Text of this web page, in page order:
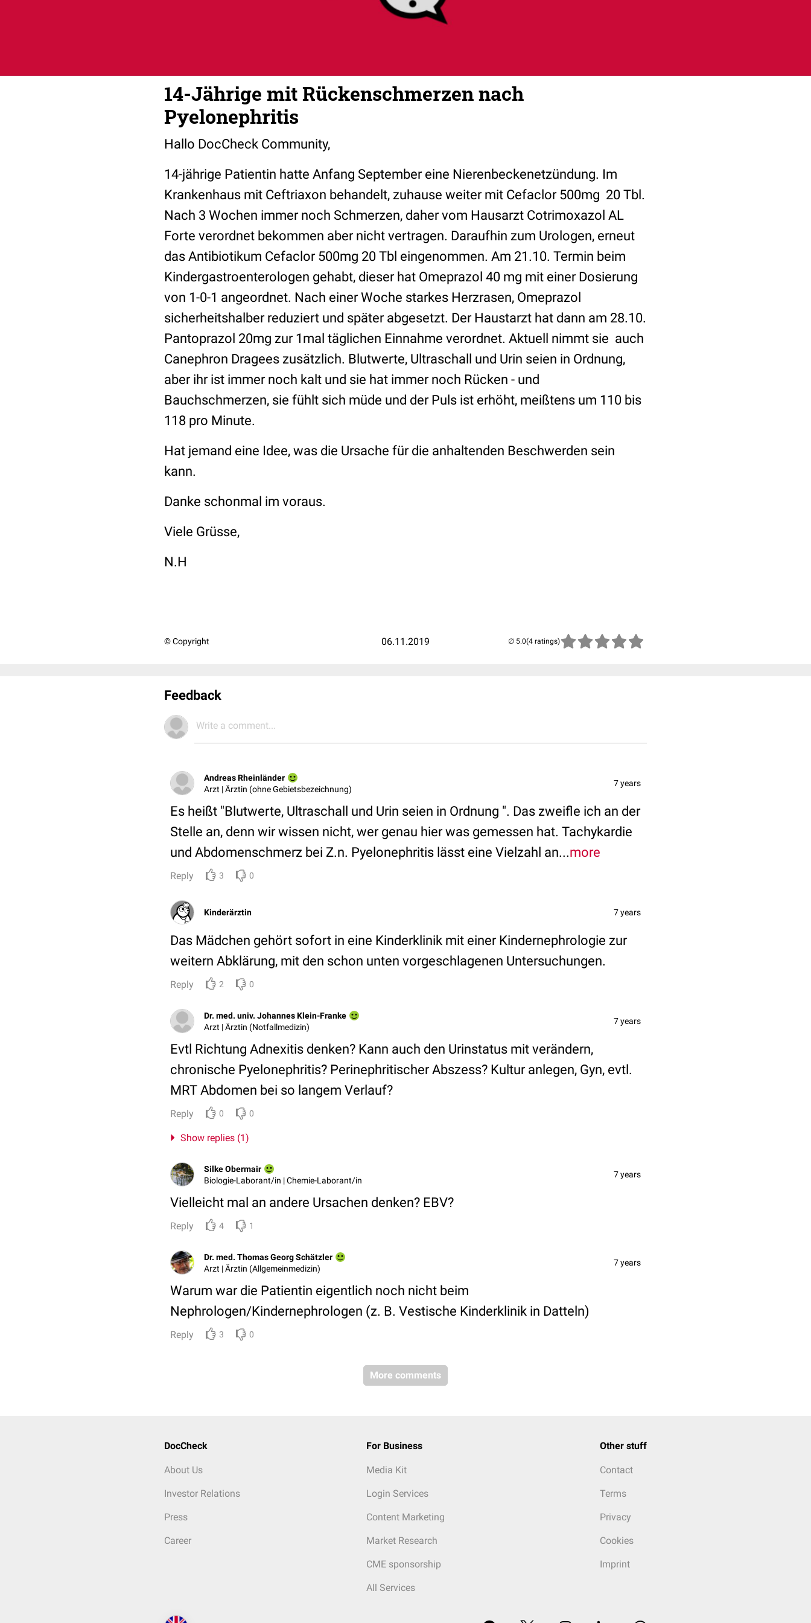
14-Jährige mit Rückenschmerzen nach
Pyelonephritis
Hallo DocCheck Community,
14-jährige Patientin hatte Anfang September eine Nierenbeckenetzündung. Im
Krankenhaus mit Ceftriaxon behandelt, zuhause weiter mit Cefaclor 500mg 20 Tbl.
Nach 3 Wochen immer noch Schmerzen, daher vom Hausarzt Cotrimoxazol AL
Forte verordnet bekommen aber nicht vertragen. Daraufhin zum Urologen, erneut
das Antibiotikum Cefaclor 500mg 20 Tbl eingenommen. Am 21.10. Termin beim
Kindergastroenterologen gehabt, dieser hat Omeprazol 40 mg mit einer Dosierung
von 1-0-1 angeordnet. Nach einer Woche starkes Herzrasen, Omeprazol
sicherheitshalber reduziert und später abgesetzt. Der Haustarzt hat dann am 28.10.
Pantoprazol 20mg zur 1mal täglichen Einnahme verordnet. Aktuell nimmt sie auch
Canephron Dragees zusätzlich. Blutwerte, Ultraschall und Urin seien in Ordnung,
aber ihr ist immer noch kalt und sie hat immer noch Rücken - und
Bauchschmerzen, sie fühlt sich müde und der Puls ist erhöht, meißtens um 110 bis
118 pro Minute.
Hat jemand eine Idee, was die Ursache für die anhaltenden Beschwerden sein
kann.
Danke schonmal im voraus.
Viele Grüsse,
N.H
© Copyright 06.11.2019 (4 ratings)
Feedback
Write a comment...
Andreas Rheinländer
Arzt | Ärztin (ohne Gebietsbezeichnung)
7 years
Es heißt "Blutwerte, Ultraschall und Urin seien in Ordnung ". Das zweifle ich an der
Stelle an, denn wir wissen nicht, wer genau hier was gemessen hat. Tachykardie
und Abdomenschmerz bei Z.n. Pyelonephritis lässt eine Vielzahl an...more
Reply 3 0
Kinderärztin 7 years
Das Mädchen gehört sofort in eine Kinderklinik mit einer Kindernephrologie zur
weitern Abklärung, mit den schon unten vorgeschlagenen Untersuchungen.
Reply 2 0
Dr. med. univ. Johannes Klein-Franke
Arzt | Ärztin (Notfallmedizin)
7 years
Evtl Richtung Adnexitis denken? Kann auch den Urinstatus mit verändern,
chronische Pyelonephritis? Perinephritischer Abszess? Kultur anlegen, Gyn, evtl.
MRT Abdomen bei so langem Verlauf?
Reply 0 0
Show replies (1)
Silke Obermair
Biologie-Laborant/in | Chemie-Laborant/in
7 years
Vielleicht mal an andere Ursachen denken? EBV?
Reply 4 1
Dr. med. Thomas Georg Schätzler
Arzt | Ärztin (Allgemeinmedizin)
7 years
Warum war die Patientin eigentlich noch nicht beim
Nephrologen/Kindernephrologen (z. B. Vestische Kinderklinik in Datteln)
Reply 3 0
More comments
DocCheck
About Us
Investor Relations
Press
Career
For Business
Media Kit
Login Services
Content Marketing
Market Research
CME sponsorship
All Services
Other stuff
Contact
Terms
Privacy
Cookies
Imprint